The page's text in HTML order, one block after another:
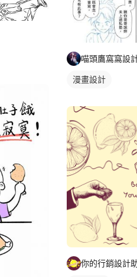
喵頭鷹窩窩設
漫畫設計
你的行銷設計